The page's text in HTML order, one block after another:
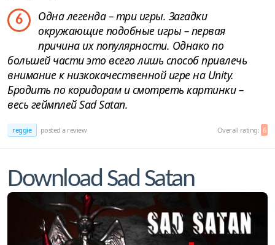
6
Одна легенда – три игры. Загадки
окружающие подобные игры – первая
причина их популярности. Однако по
большей части это всего лишь способ привлечь
внимание к низкокачественной игре на Unity.
Бродить по коридорам и смотреть картинки –
весь геймплей Sad Satan.
reggie posted a review Overall rating: 6
Download Sad Satan